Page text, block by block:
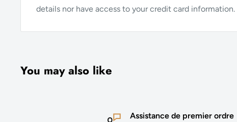
details nor have access to your credit card information.
You may also like
Assistance de premier ordre